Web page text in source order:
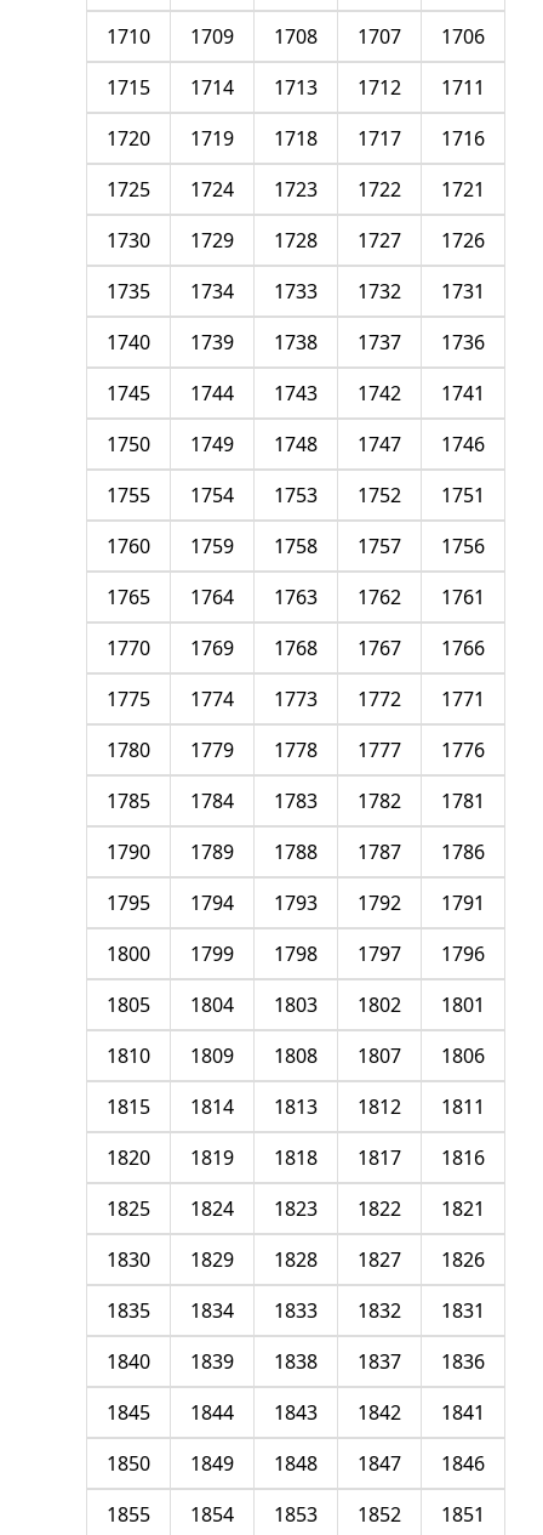
1706
1707
1708
1709
1710
1711
1712
1713
1714
1715
1716
1717
1718
1719
1720
1721
1722
1723
1724
1725
1726
1727
1728
1729
1730
1731
1732
1733
1734
1735
1736
1737
1738
1739
1740
1741
1742
1743
1744
1745
1746
1747
1748
1749
1750
1751
1752
1753
1754
1755
1756
1757
1758
1759
1760
1761
1762
1763
1764
1765
1766
1767
1768
1769
1770
1771
1772
1773
1774
1775
1776
1777
1778
1779
1780
1781
1782
1783
1784
1785
1786
1787
1788
1789
1790
1791
1792
1793
1794
1795
1796
1797
1798
1799
1800
1801
1802
1803
1804
1805
1806
1807
1808
1809
1810
1811
1812
1813
1814
1815
1816
1817
1818
1819
1820
1821
1822
1823
1824
1825
1826
1827
1828
1829
1830
1831
1832
1833
1834
1835
1836
1837
1838
1839
1840
1841
1842
1843
1844
1845
1846
1847
1848
1849
1850
1851
1852
1853
1854
1855